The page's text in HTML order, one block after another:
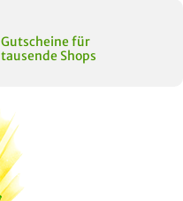
Gutscheine für
tausende Shops